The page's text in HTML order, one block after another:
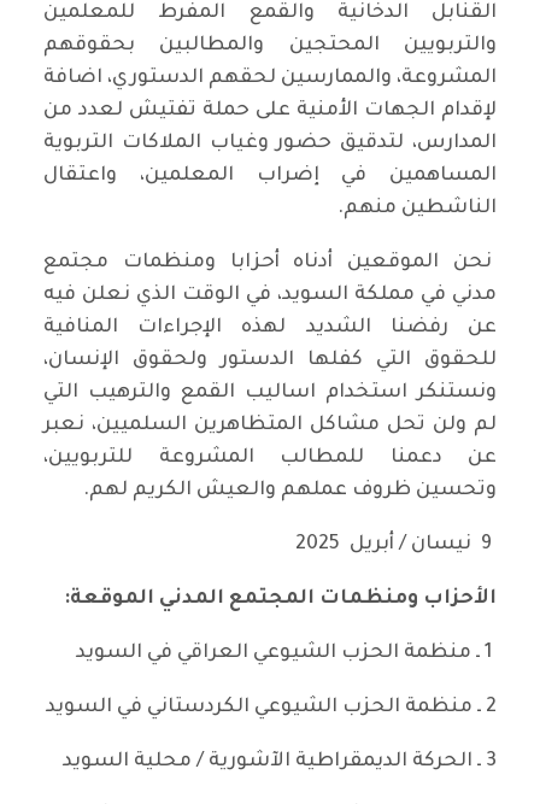
القنابل الدخانية والقمع المفرط للمعلمين
والتربويين المحتجين والمطالبين بحقوقهم
المشروعة، والممارسين لحقهم الدستوري، اضافة
لإقدام الجهات الأمنية على حملة تفتيش لعدد من
المدارس، لتدقيق حضور وغياب الملاكات التربوية
المساهمين في إضراب المعلمين، واعتقال
الناشطين منهم.
نحن الموقعين أدناه أحزابا ومنظمات مجتمع
مدني في مملكة السويد، في الوقت الذي نعلن فيه
عن رفضنا الشديد لهذه الإجراءات المنافية
للحقوق التي كفلها الدستور ولحقوق الإنسان،
ونستنكر استخدام اساليب القمع والترهيب التي
لم ولن تحل مشاكل المتظاهرين السلميين، نعبر
عن دعمنا للمطالب المشروعة للتربويين،
وتحسين ظروف عملهم والعيش الكريم لهم.
الأحزاب ومنظمات المجتمع المدني الموقعة:
2 ـ منظمة الحزب الشيوعي الكردستاني في السويد
3 ـ الحركة الديمقراطية الآشورية / محلية السويد